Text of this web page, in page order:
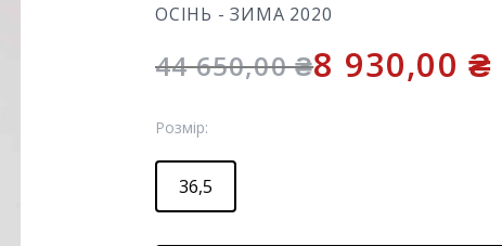
ОСІНЬ - ЗИМА 2020
44 650,00₴8 930,00₴
Розмір:
36,5